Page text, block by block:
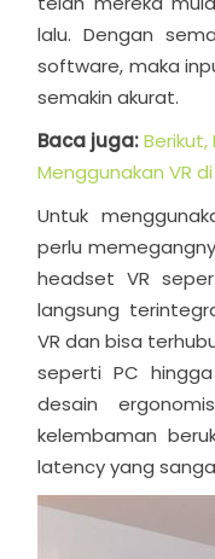
lalu. Dengan
software, maka
semakin akurat.
Baca juga:
Menggunakan VR
Untuk
perlu
headset VR
langsung
VR dan bisa
seperti PC
desain
kelembaman
latency yang